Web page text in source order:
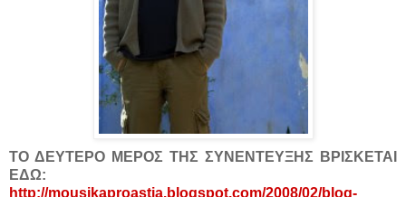
ΤΟ ΔΕΥΤΕΡΟ ΜΕΡΟΣ ΤΗΣ ΣΥΝΕΝΤΕΥΞΗΣ ΒΡΙΣΚΕΤΑΙ
ΕΔΩ:
http://mousikaproastia.blogspot.com/2008/02/blog-